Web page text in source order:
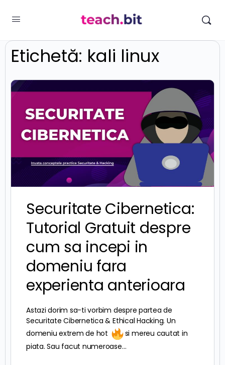
Etichetă: kali linux
Securitate Cibernetica:
Tutorial Gratuit despre
cum sa incepi in
domeniu fara
experienta anterioara
Astazi dorim sa-ti vorbim despre partea de
Securitate Cibernetica & Ethical Hacking. Un
domeniu extrem de hot
si mereu cautat in
piata. Sau facut numeroase…